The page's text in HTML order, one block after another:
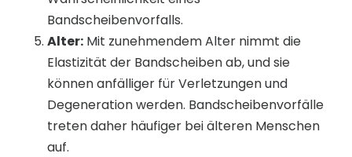
Bandscheibenvorfalls.
Alter: Mit zunehmendem Alter nimmt die
Elastizität der Bandscheiben ab, und sie
können anfälliger für Verletzungen und
Degeneration werden. Bandscheibenvorfälle
treten daher häufiger bei älteren Menschen
auf.